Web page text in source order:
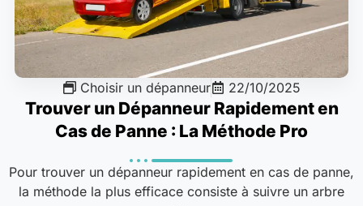
Choisir un dépanneur 22/10/2025
Trouver un Dépanneur Rapidement en
Cas de Panne : La Méthode Pro
Pour trouver un dépanneur rapidement en cas de panne,
la méthode la plus efficace consiste à suivre un arbre